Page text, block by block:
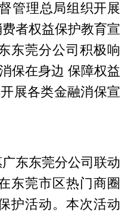
管理总局组织开展
费者权益保护教育宣
东莞分公司积极响
保在身边 保障权益
展各类金融消保宣
东东莞分公司联动
东莞市区热门商圈
护活动。本次活动